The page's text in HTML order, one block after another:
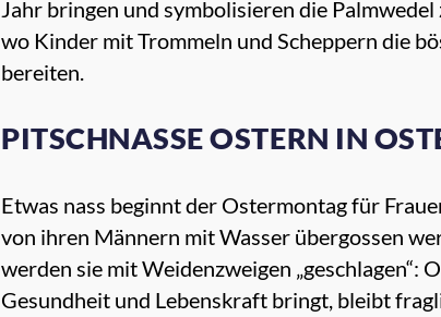
Jahr bringen und symbolisieren die
wo Kinder mit Trommeln und Scheppern die
bereiten.
PITSCHNASSE OSTERN IN
Etwas nass beginnt der Ostermontag für
von ihren Männern mit Wasser übergossen
werden sie mit Weidenzweigen „geschlagen“:
Gesundheit und Lebenskraft bringt, bleibt